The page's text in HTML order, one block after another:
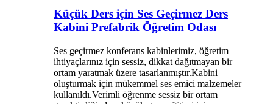
Küçük Ders için Ses Geçirmez Ders
Kabini Prefabrik Öğretim Odası
Ses geçirmez konferans kabinlerimiz, öğretim
ihtiyaçlarınız için sessiz, dikkat dağıtmayan bir
ortam yaratmak üzere tasarlanmıştır.Kabini
oluşturmak için mükemmel ses emici malzemeler
kullanıldı.Verimli öğrenme sessiz bir ortam